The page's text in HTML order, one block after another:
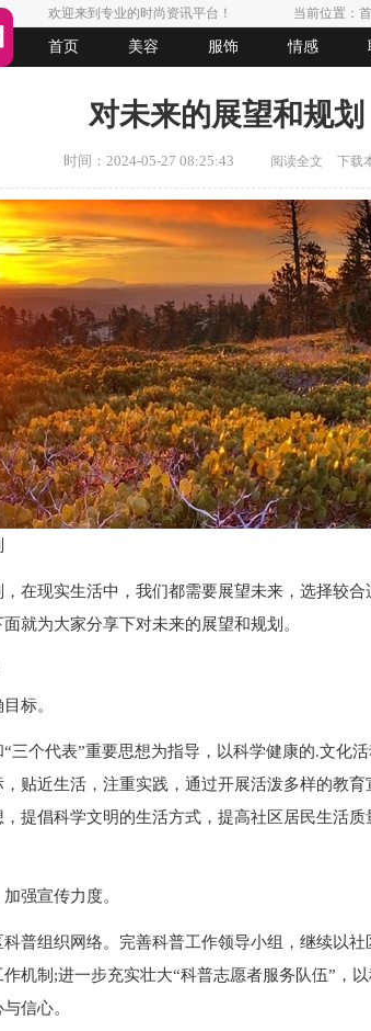
欢迎来到专业的时尚资讯平台！
首页 美容 服饰 情感
当前位置：
对未来的展望和规划
时间：2024-05-27 08:25:43 阅读全文 下载
在现实生活中，我们都需要展望未来，选择较
就为大家分享下对未来的展望和规划。
标。
三个代表”重要思想为指导，以科学健康的.文化
贴近生活，注重实践，通过开展活泼多样的教
提倡科学文明的生活方式，提高社区居民生活
强宣传力度。
普组织网络。完善科普工作领导小组，继续以
机制;进一步充实壮大“科普志愿者服务队伍”，
信心。